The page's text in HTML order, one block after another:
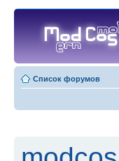
Список форумов